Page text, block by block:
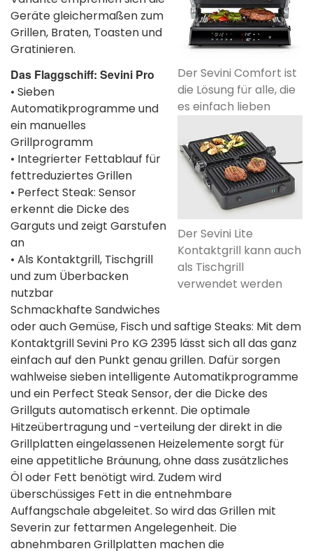
Der Sevini Comfort ist
die Lösung für alle, die
es einfach lieben
Der Sevini Lite
Kontaktgrill kann auch
als Tischgrill
verwendet werden
Geräte gleichermaßen zum
Grillen, Braten, Toasten und
Gratinieren.
Das Flaggschiff: Sevini Pro
• Sieben
Automatikprogramme und
ein manuelles
Grillprogramm
• Integrierter Fettablauf für
fettreduziertes Grillen
• Perfect Steak: Sensor
erkennt die Dicke des
Garguts und zeigt Garstufen
an
• Als Kontaktgrill, Tischgrill
und zum Überbacken
nutzbar
Schmackhafte Sandwiches
oder auch Gemüse, Fisch und saftige Steaks: Mit dem
Kontaktgrill Sevini Pro KG 2395 lässt sich all das ganz
einfach auf den Punkt genau grillen. Dafür sorgen
wahlweise sieben intelligente Automatikprogramme
und ein Perfect Steak Sensor, der die Dicke des
Grillguts automatisch erkennt. Die optimale
Hitzeübertragung und -verteilung der direkt in die
Grillplatten eingelassenen Heizelemente sorgt für
eine appetitliche Bräunung, ohne dass zusätzliches
Öl oder Fett benötigt wird. Zudem wird
überschüssiges Fett in die entnehmbare
Auffangschale abgeleitet. So wird das Grillen mit
Severin zur fettarmen Angelegenheit. Die
abnehmbaren Grillplatten machen die